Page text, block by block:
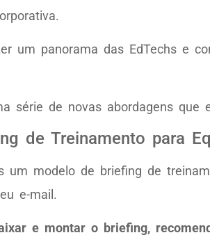
um panorama das EdTechs e
série de novas abordagens
de Treinamento para
um modelo de briefing de
e-mail.
e montar o briefing,